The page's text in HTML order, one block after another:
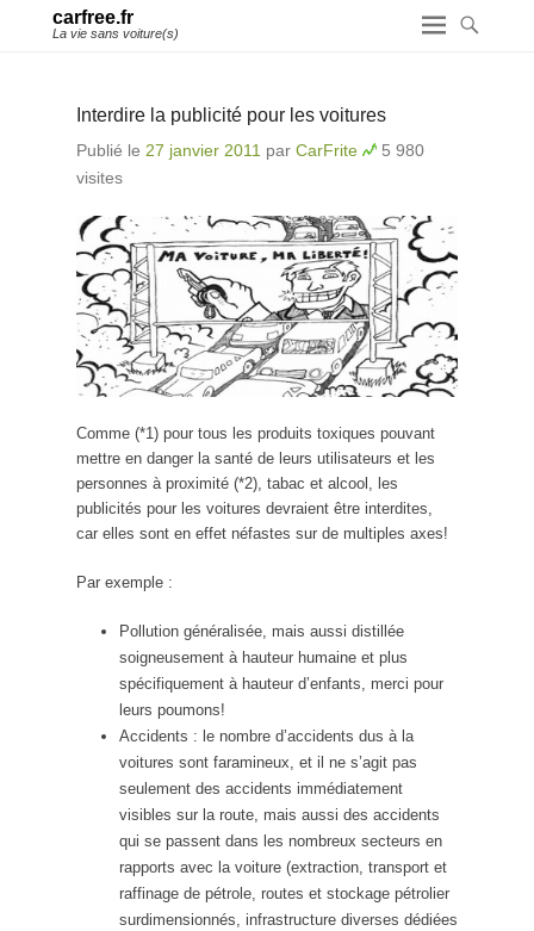
carfree.fr
La vie sans voiture(s)
Interdire la publicité pour les voitures
Publié le 27 janvier 2011 par CarFrite
5 980
visites
Comme (*1) pour tous les produits toxiques pouvant
mettre en danger la santé de leurs utilisateurs et les
personnes à proximité (*2), tabac et alcool, les
publicités pour les voitures devraient être interdites,
car elles sont en effet néfastes sur de multiples axes!
Par exemple :
Pollution généralisée, mais aussi distillée
soigneusement à hauteur humaine et plus
spécifiquement à hauteur d’enfants, merci pour
leurs poumons!
Accidents : le nombre d’accidents dus à la
voitures sont faramineux, et il ne s’agit pas
seulement des accidents immédiatement
visibles sur la route, mais aussi des accidents
qui se passent dans les nombreux secteurs en
rapports avec la voiture (extraction, transport et
raffinage de pétrole, routes et stockage pétrolier
surdimensionnés, infrastructure diverses dédiées